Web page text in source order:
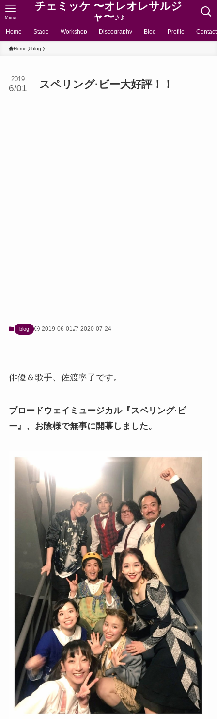
チェミッケ 〜オレオレサルジ
ャ〜♪♪
Menu
Home Stage Workshop Discography Blog Profile Contact
Home blog
スペリング·ビー大好評！！
2019
6/01
blog 2019-06-01 2020-07-24
俳優＆歌手、佐渡寧子です。
ブロードウェイミュージカル『スペリング·ビ
ー』、お陰様で無事に開幕しました。